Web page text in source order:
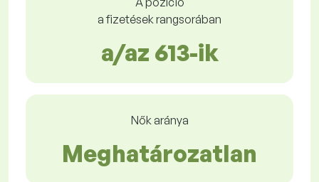
a fizetések rangsorában
a/az 613-ik
Nők aránya
Meghatározatlan